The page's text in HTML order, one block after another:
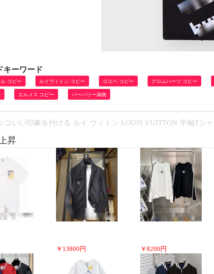
キーワード
コピー ルイヴィトン コピー ロエベ コピー クロムハーツ コピー
エルメス コピー バーバリー偽物
コいい印象を付ける ルイ ヴィトン LOUIS VUITTON 半袖Tシ
昇
￥ 13800 円 ￥ 8200 円